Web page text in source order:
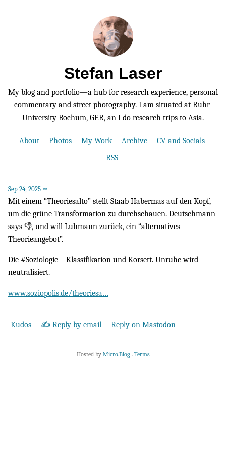
Stefan Laser
My blog and portfolio—a hub for research experience, personal
commentary and street photography. I am situated at Ruhr-
University Bochum, GER, an I do research trips to Asia.
About Photos My Work Archive
CV and Socials
RSS
Sep 24, 2025 ∞
Mit einem “Theoriesalto” stellt Staab Habermas auf den Kopf,
um die grüne Transformation zu durchschauen. Deutschmann
says 👎, und will Luhmann zurück, ein “alternatives
Theorieangebot”.
Die #Soziologie – Klassifikation und Korsett. Unruhe wird
neutralisiert.
www.soziopolis.de/theoriesa…
Kudos ✍️ Reply by email Reply on Mastodon
Hosted by Micro.Blog. Terms